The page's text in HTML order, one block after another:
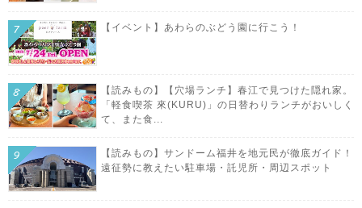
【イベント】あわらのぶどう園に行こう！
【読みもの】【穴場ランチ】春江で見つけた隠れ家。
「軽食喫茶 來(KURU)」の日替わりランチがおいしく
て、また食...
【読みもの】サンドーム福井を地元民が徹底ガイド！
遠征勢に教えたい駐車場・託児所・周辺スポット